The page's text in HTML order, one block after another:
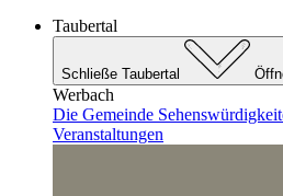
Taubertal
Schließe Taubertal
Werbach
Die Gemeinde
Veranstaltungen